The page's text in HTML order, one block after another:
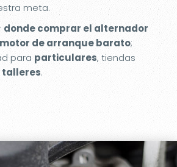
meta.
donde comprar el alternador
motor de arranque barato;
para particulares, tiendas
talleres.